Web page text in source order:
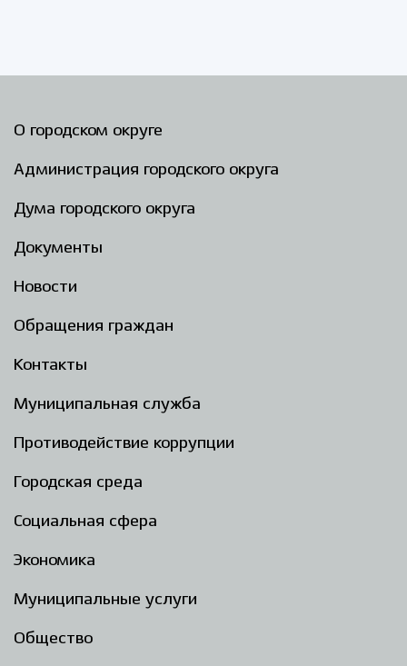
О городском округе
Администрация городского округа
Дума городского округа
Документы
Новости
Обращения граждан
Контакты
Муниципальная служба
Противодействие коррупции
Городская среда
Социальная сфера
Экономика
Муниципальные услуги
Общество